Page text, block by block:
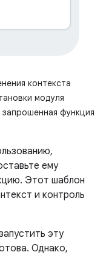
контекста
модуля
функция
ему
Этот шаблон
и контроль
эту
Однако,